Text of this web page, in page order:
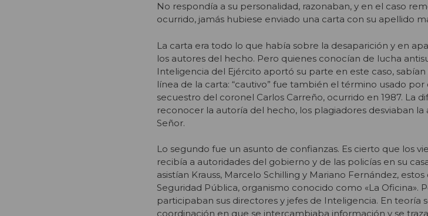
No respondía a su personalidad, razonaban, y en el caso
ocurrido, jamás hubiese enviado una carta con su apellido
La carta era todo lo que había sobre la desaparición y en
los autores del hecho. Pero quienes conocían de lucha
Inteligencia del Ejército aportó su parte en este caso,
línea de la carta: “cautivo” fue también el término usado
secuestro del coronel Carlos Carreño, ocurrido en 1987. La
reconocer la autoría del hecho, los plagiadores desviaban
Señor.
Lo segundo fue un asunto de confianzas. Es cierto que los
recibía a autoridades del gobierno y de las policías en su
asistían Krauss, Marcelo Schilling y Mariano Fernández,
Seguridad Pública, organismo conocido como «La Oficina».
participaban sus directores y jefes de Inteligencia. En teoría
coordinación en que se intercambiaba información y se